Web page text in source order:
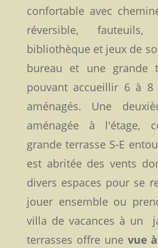
confortable avec
réversible, fauteuils,
bibliothèque et jeux de
bureau et une grande
pouvant accueillir 6 à 8
aménagés. Une
aménagée à l'étage,
grande terrasse S-E
est abritée des vents
divers espaces pour se
jouer ensemble ou
villa de vacances à un
terrasses offre une vue